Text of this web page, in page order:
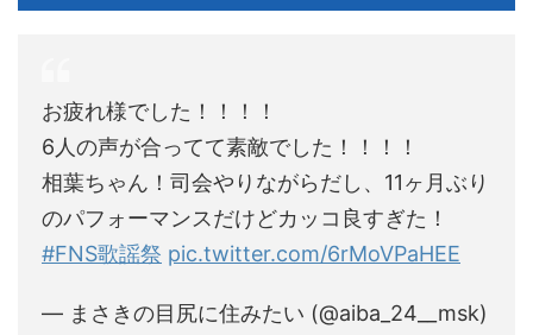
お疲れ様でした！！！！
6人の声が合ってて素敵でした！！！！
相葉ちゃん！司会やりながらだし、11ヶ月ぶり
のパフォーマンスだけどカッコ良すぎた！
#FNS歌謡祭 pic.twitter.com/6rMoVPaHEE
— まさきの目尻に住みたい (@aiba_24__msk)